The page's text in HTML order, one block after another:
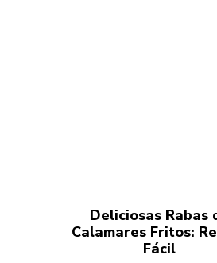
Deliciosas Rabas
Calamares Fritos:
Fácil